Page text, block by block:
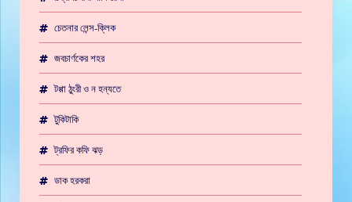
চেতনার লেন্স-ক্লিক
জবচার্ণকের শহর
টপ্পা ঠুংরী ও ন হন্যতে
টুকিটাকি
ট্রফির কফি ঝড়
ডাক হরকরা